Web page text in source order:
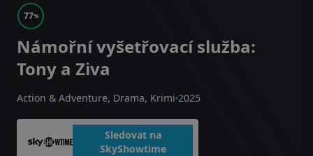
77%
Námořní vyšetřovací služba:
Tony a Ziva
Action & Adventure, Drama, Krimi 2025
Sledovat na
SkyShowtime